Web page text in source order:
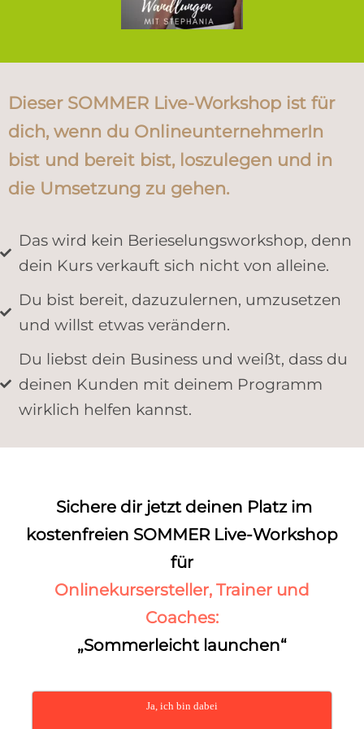
Dieser SOMMER Live-Workshop ist für
dich, wenn du OnlineunternehmerIn
bist und bereit bist, loszulegen und in
die Umsetzung zu gehen.
Das wird kein Berieselungsworkshop, denn
dein Kurs verkauft sich nicht von alleine.
Du bist bereit, dazuzulernen, umzusetzen
und willst etwas verändern.
Du liebst dein Business und weißt, dass du
deinen Kunden mit deinem Programm
wirklich helfen kannst.
Sichere dir jetzt deinen Platz im
kostenfreien SOMMER Live-Workshop
für
Onlinekursersteller, Trainer und
Coaches:
„Sommerleicht launchen“
Ja, ich bin dabei